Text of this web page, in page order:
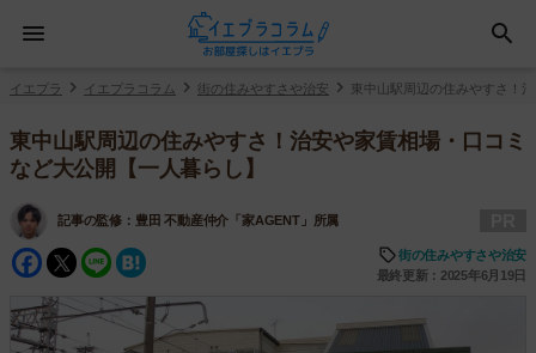
イエプラ イエプラコラム 街の住みやすさや治安 東中山駅周辺の住みやすさ！
東中山駅周辺の住みやすさ！治安や家賃相場・口コミ
など大公開【一人暮らし】
記事の監修： 豊田 不動産仲介「家AGENT」所属
Facebook
Twitter
Line
街の住みやすさや治安
最終更新：2025年6月19日